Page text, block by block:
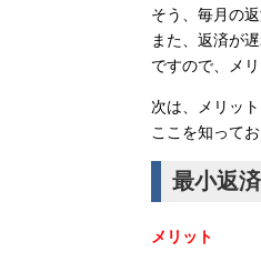
そう、毎月の
また、返済が
ですので、メ
次は、メリッ
ここを知って
最小返
メリット